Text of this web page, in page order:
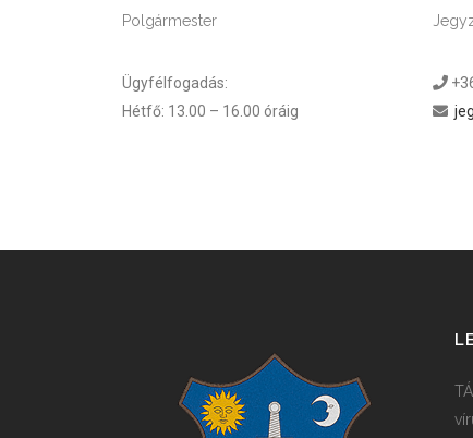
Polgármester
Ügyfélfogadás:
Hétfő: 13.00 – 16.00 óráig